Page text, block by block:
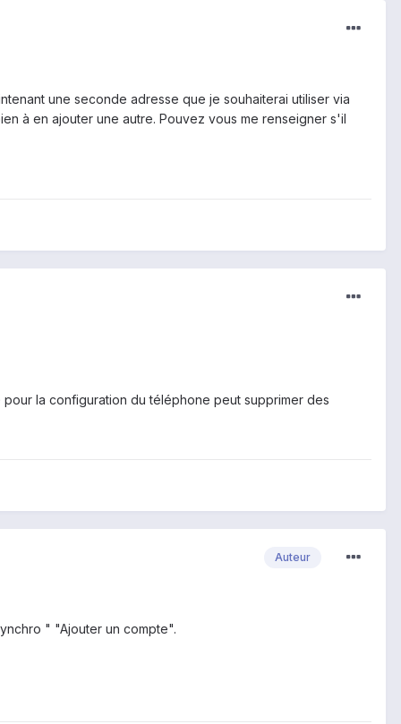
une seconde adresse que je souhaiterai utiliser via
à en ajouter une autre. Pouvez vous me renseigner s'il
la configuration du téléphone peut supprimer des
Auteur
" "Ajouter un compte".